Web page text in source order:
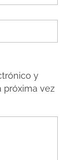
y
próxima vez